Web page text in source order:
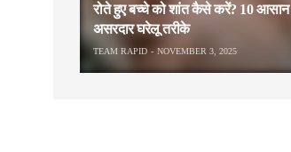
रोते हुए बच्चे को शांत कैसे करें? 10
असरदार घरेलू तरीके
TEAM RAPID NOVEMBER 3, 2025